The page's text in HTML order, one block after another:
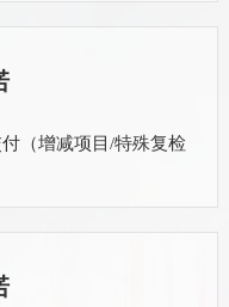
（增减项目/特殊复检